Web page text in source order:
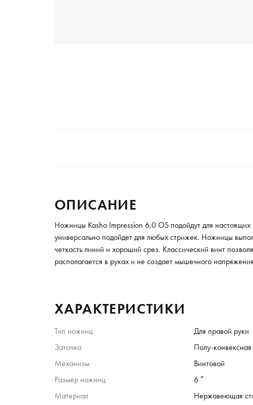
ОПИСАНИЕ
Ножницы Kasho Impression 6,0 OS подойдут для
универсально подойдет для любых стрижек. Ножницы
четкость линий и хороший срез. Классический винт
располагается в руках и не создает мышечного
ХАРАКТЕРИСТИКИ
Тип ножниц Для правой руки
Заточка
Полу-конвексная
Механизм
Винтовой
Размер ножниц
6 ″
Материал
Нержавеющая